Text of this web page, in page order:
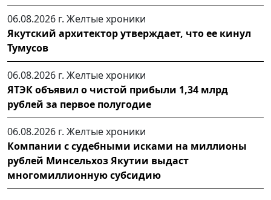
06.08.2026 г. Желтые хроники
Якутский архитектор утверждает, что ее кинул
Тумусов
06.08.2026 г. Желтые хроники
ЯТЭК объявил о чистой прибыли 1,34 млрд
рублей за первое полугодие
06.08.2026 г. Желтые хроники
Компании с судебными исками на миллионы
рублей Минсельхоз Якутии выдаст
многомиллионную субсидию